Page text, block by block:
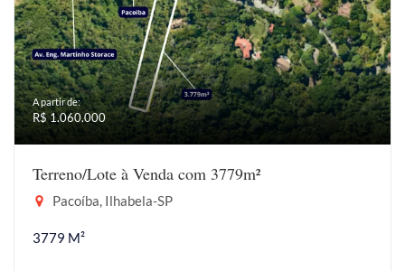
A partir de:
R$ 1.060.000
Terreno/Lote à Venda com 3779m²
Pacoíba, Ilhabela-SP
3779 M²